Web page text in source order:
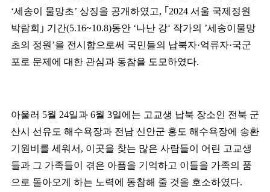
‘세송이 물망초’ 상징을 공개하였고, ｢ 2024 서울 국제정원
박람회 ｣ 기간(5.16~10.8)동안 ‘나난 강‘ 작가의 ’세송이물망
초의 정원 ’을 전시함으로써 국민들의 납북자·억류자·국군
포로 문제에 대한 관심과 동참을 도모하였다.
아울러 5월 24일과 6월 3일에는 고교생 납북 장소인 전북 군
산시 선유도 해수욕장과 전남 신안군 홍도 해수욕장에 송환
기원비를 세워서 , 이곳을 찾는 많은 사람들이 어린 고교생
들과 그 가족들이 겪은 아픔을 기억하고 이들을 가족의 품
으로 돌아오게 하는 노력에 동참해 줄 것을 호소하였다.